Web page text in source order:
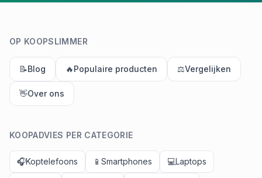
OP KOOPSLIMMER
📝Blog 🔥Populaire producten ⚖️Vergelijken
👋Over ons
KOOPADVIES PER CATEGORIE
🎧Koptelefoons 📱 Smartphones 💻Laptops